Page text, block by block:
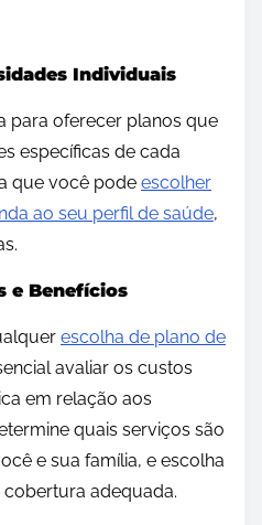
Individuais
para oferecer planos que
específicas de cada
que você pode escolher
ao seu perfil de saúde,
e Benefícios
escolha de plano de
avaliar os custos
em relação aos
quais serviços são
e sua família, e escolha
adequada.